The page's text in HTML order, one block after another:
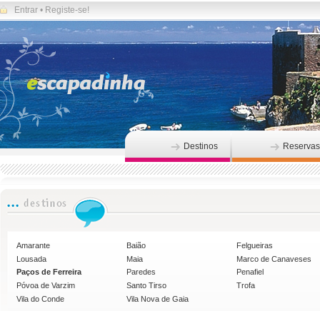
Entrar • Registe-se!
Destinos Reservas
Amarante Baião
Felgueiras
Lousada
Maia
Marco de Canaveses
Paços de Ferreira
Paredes
Penafiel
Póvoa de Varzim
Santo Tirso
Trofa
Vila do Conde
Vila Nova de Gaia